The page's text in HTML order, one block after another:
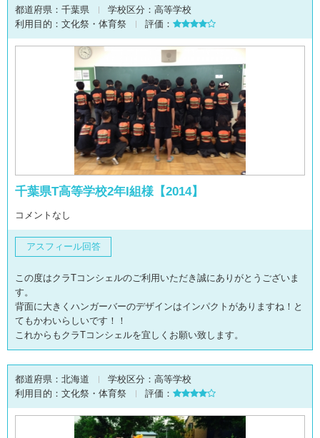
都道府県： 千葉県 学校区分： 高等学校
利用目的： 文化祭・体育祭 評価：
千葉県T高等学校2年I組様【2014】
コメントなし
アスフィール回答
この度はクラTコンシェルのご利用いただき誠にありがとうございま
す。
背面に大きくハンガーバーのデザインはインパクトがありますね！と
てもかわいらしいです！！
これからもクラTコンシェルを宜しくお願い致します。
都道府県： 北海道 学校区分： 高等学校
利用目的： 文化祭・体育祭 評価：